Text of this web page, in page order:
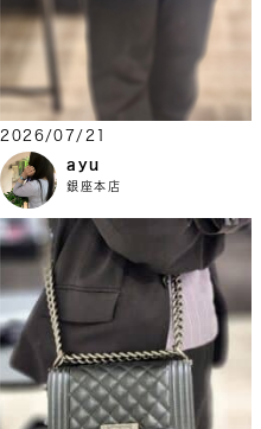
2026/07/21
ayu
銀座本店